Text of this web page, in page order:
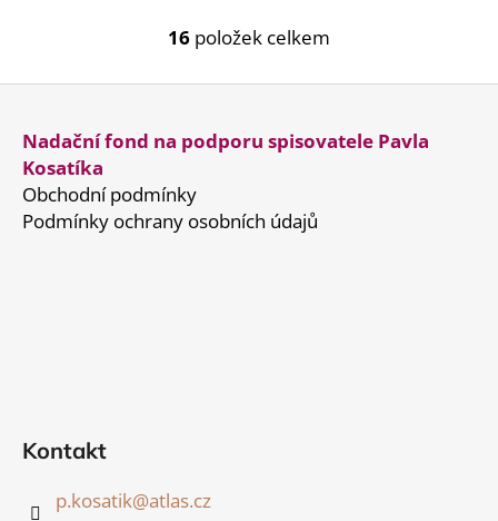
O
d
í
16 položek celkem
Nadační fond na podporu spisovatele Pavla
Kosatíka
Obchodní podmínky
Podmínky ochrany osobních údajů
Kontakt
p.kosatik@atlas.cz